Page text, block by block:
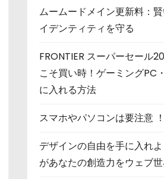
ムームードメイン更新料：
イデンティティを守る
FRONTIER スーパーセール
こそ買い時！ゲーミングPC
に入れる方法
スマホやパソコンは要注意
デザインの自由を手に入れ
があなたの創造力をウェブ